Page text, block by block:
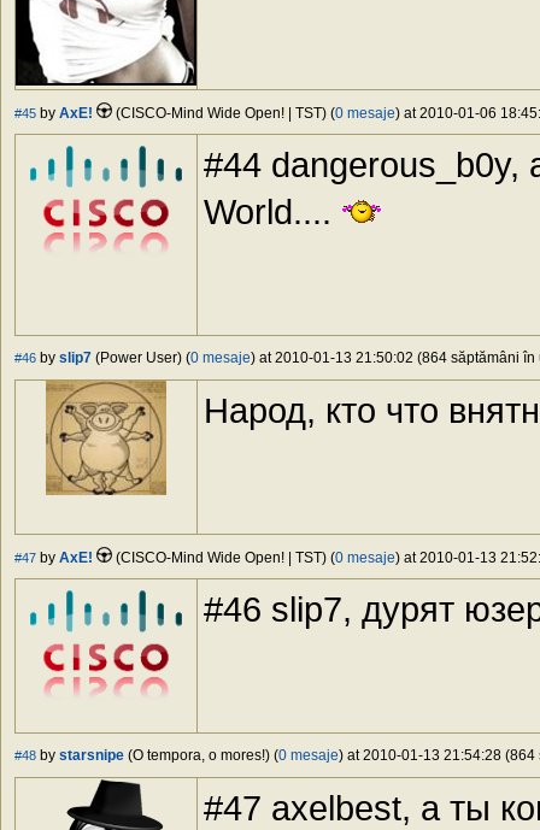
#45 by AxE! (CISCO-Mind Wide Open! | TST) (0 mesaje) at 2010-01-06
#44 dangerous_b0y,
World....
#46 by slip7 (Power User) (0 mesaje) at 2010-01-13 21:50:02 (864 săptămâni în
Народ, кто что
#47 by AxE! (CISCO-Mind Wide Open! | TST) (0 mesaje) at 2010-01-13
#46 slip7, дурят
#48 by starsnipe (O tempora, o mores!) (0 mesaje) at 2010-01-13 21:54:28 (864
#47 axelbest, а ты